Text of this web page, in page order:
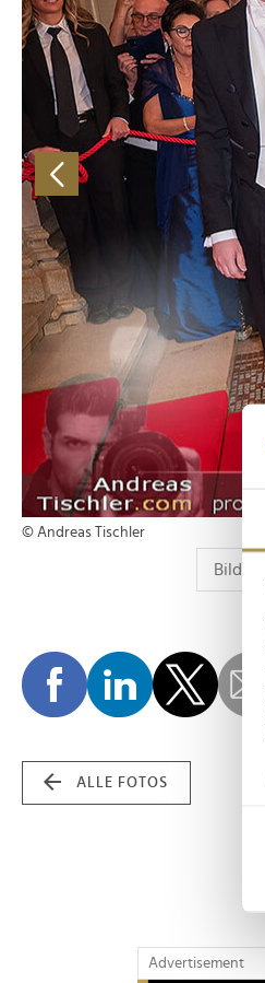
© Andreas Tischler
ALLE FOTOS
Advertisement